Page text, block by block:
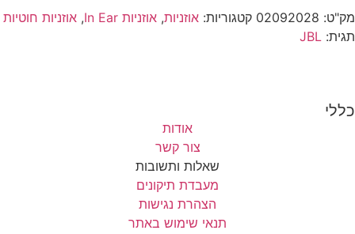
מק"ט: 02092028 קטגוריות: אוזניות, אוזניות In Ear , אוזניות חוטיות
תגית: JBL
כללי
אודות
צור קשר
שאלות ותשובות
מעבדת תיקונים
הצהרת נגישות
תנאי שימוש באתר